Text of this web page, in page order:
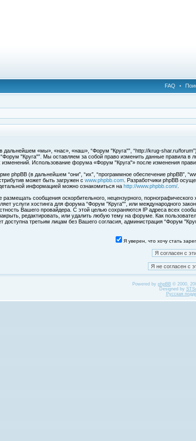
FAQ •
дальнейшем «мы», «нас», «наш», “Форум "Круга"”, “http://krug-shar.ru/
"Круга"”. Мы оставляем за собой право изменить данные
Использование форума «Форум "Круга"» после изменения
phpBB (в дальнейшем “они”, “их”, “программное обеспечение phpBB”,
может быть загружен с www.phpbb.com . Разработчики phpBB
информацией можно ознакомиться на http://www.phpbb.com/
размещать сообщения оскорбительного, нецензурного,
услуги хостинга для форума “Форум "Круга"”, или международного
Вашего провайдера. С этой целью сохраняются IP адреса всех
редактировать, или удалить любую тему на форуме. Как
третьим лицам без Вашего согласия, администрация “Форум
Я уверен, что хочу стать
Powered by phpBB© 2000,
Designed by
Русская